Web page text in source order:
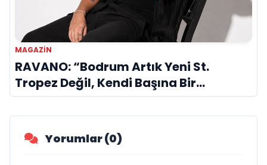
MAGAZIN
RAVANO: “Bodrum Artık Yeni St.
Tropez Değil, Kendi Başına Bir
Referans”
Yorumlar (0)